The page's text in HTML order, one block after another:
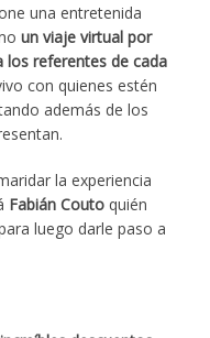
una entretenida
un viaje virtual por
los referentes de cada
con quienes estén
además de los
la experiencia
Fabián Couto quién
luego darle paso a